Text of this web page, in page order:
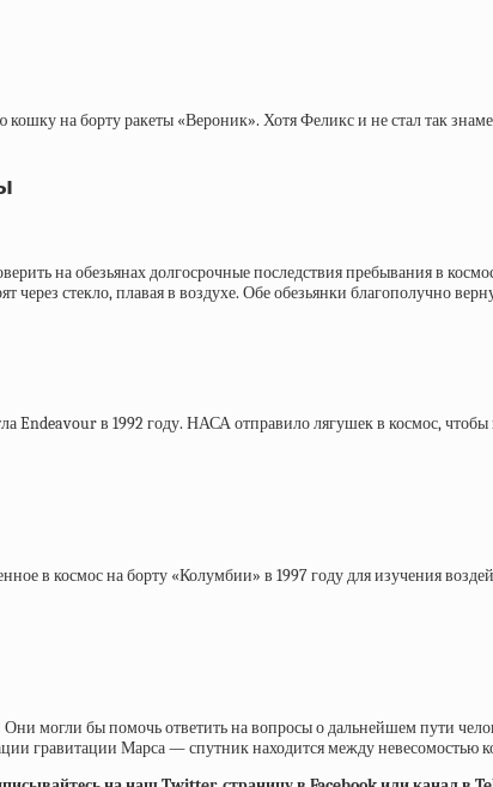
на борту ракеты «Вероник». Хотя Феликс и не стал так
на обезьянах долгосрочные последствия пребывания в
через стекло, плавая в воздухе. Обе обезьянки благополучно
Endeavour в 1992 году. НАСА отправило лягушек в космос,
в космос на борту «Колумбии» в 1997 году для изучения
могли бы помочь ответить на вопросы о дальнейшем пути
гравитации Марса — спутник находится между невесомостью